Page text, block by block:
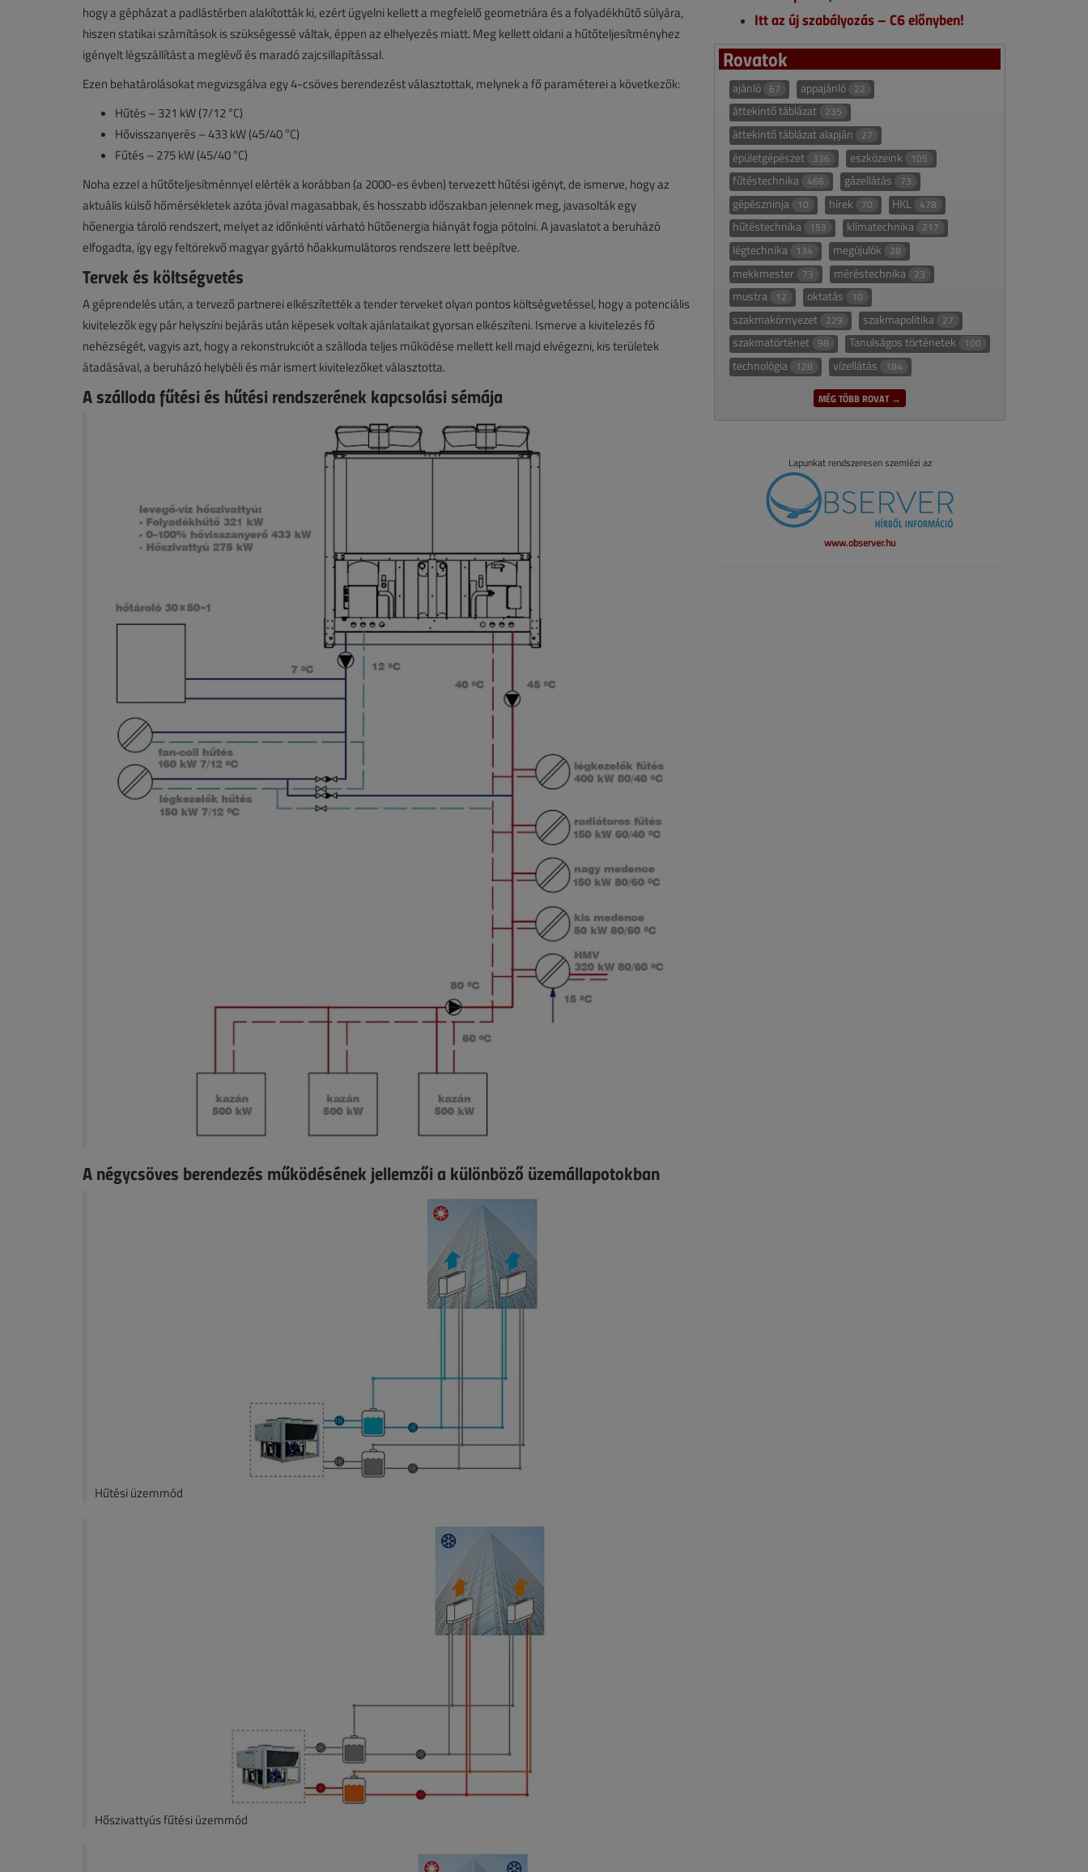
hogy a gépházat a padlástérben alakították ki, ezért ügyelni kellett a megfelelő geometriára és a folyadékhűtő súlyára,
hiszen statikai számítások is szükségessé váltak, éppen az elhelyezés miatt. Meg kellett oldani a hűtőteljesítményhez
igényelt légszállítást a meglévő és maradó zajcsillapítással.
Ezen behatárolásokat megvizsgálva egy 4-csöves berendezést választottak, melynek a fő paraméterei a következők:
Hűtés – 321 kW (7/12 °C)
Hővisszanyerés – 433 kW (45/40 °C)
Fűtés – 275 kW (45/40 °C)
Noha ezzel a hűtőteljesítménnyel elérték a korábban (a 2000-es évben) tervezett hűtési igényt, de ismerve, hogy az
aktuális külső hőmérsékletek azóta jóval magasabbak, és hosszabb időszakban jelennek meg, javasolták egy
hőenergia tároló rendszert, melyet az időnkénti várható hűtőenergia hiányát fogja pótolni. A javaslatot a beruházó
elfogadta, így egy feltörekvő magyar gyártó hőakkumulátoros rendszere lett beépítve.
Tervek és költségvetés
A géprendelés után, a tervező partnerei elkészítették a tender terveket olyan pontos költségvetéssel, hogy a potenciális
kivitelezők egy pár helyszíni bejárás után képesek voltak ajánlataikat gyorsan elkészíteni. Ismerve a kivitelezés fő
nehézségét, vagyis azt, hogy a rekonstrukciót a szálloda teljes működése mellett kell majd elvégezni, kis területek
átadásával, a beruházó helybéli és már ismert kivitelezőket választotta.
A szálloda fűtési és hűtési rendszerének kapcsolási sémája
A négycsöves berendezés működésének jellemzői a különböző üzemállapotokban
Hűtési üzemmód
Hőszivattyús fűtési üzemmód
Itt az új szabályozás – C6 előnyben!
Rovatok
ajánló 67 appajánló 22
áttekintő táblázat 235
áttekintő táblázat alapján 27
épületgépészet 336 eszközeink 105
fűtéstechnika 466 gázellátás 73
gépészninja 10 hírek 70 HKL 478
hűtéstechnika 153 klímatechnika 217
légtechnika 134 megújulók 28
mekkmester 73 méréstechnika 23
mustra 12 oktatás 10
szakmakörnyezet 229 szakmapolitika 27
szakmatörténet 98 Tanulságos történetek 100
technológia 128 vízellátás 184
MÉG TÖBB ROVAT →
Lapunkat rendszeresen szemlézi az
www.observer.hu